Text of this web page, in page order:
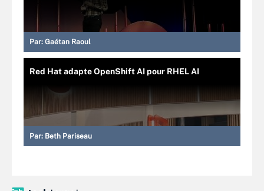
Par: Gaétan Raoul
Red Hat adapte OpenShift AI pour RHEL AI
Par: Beth Pariseau